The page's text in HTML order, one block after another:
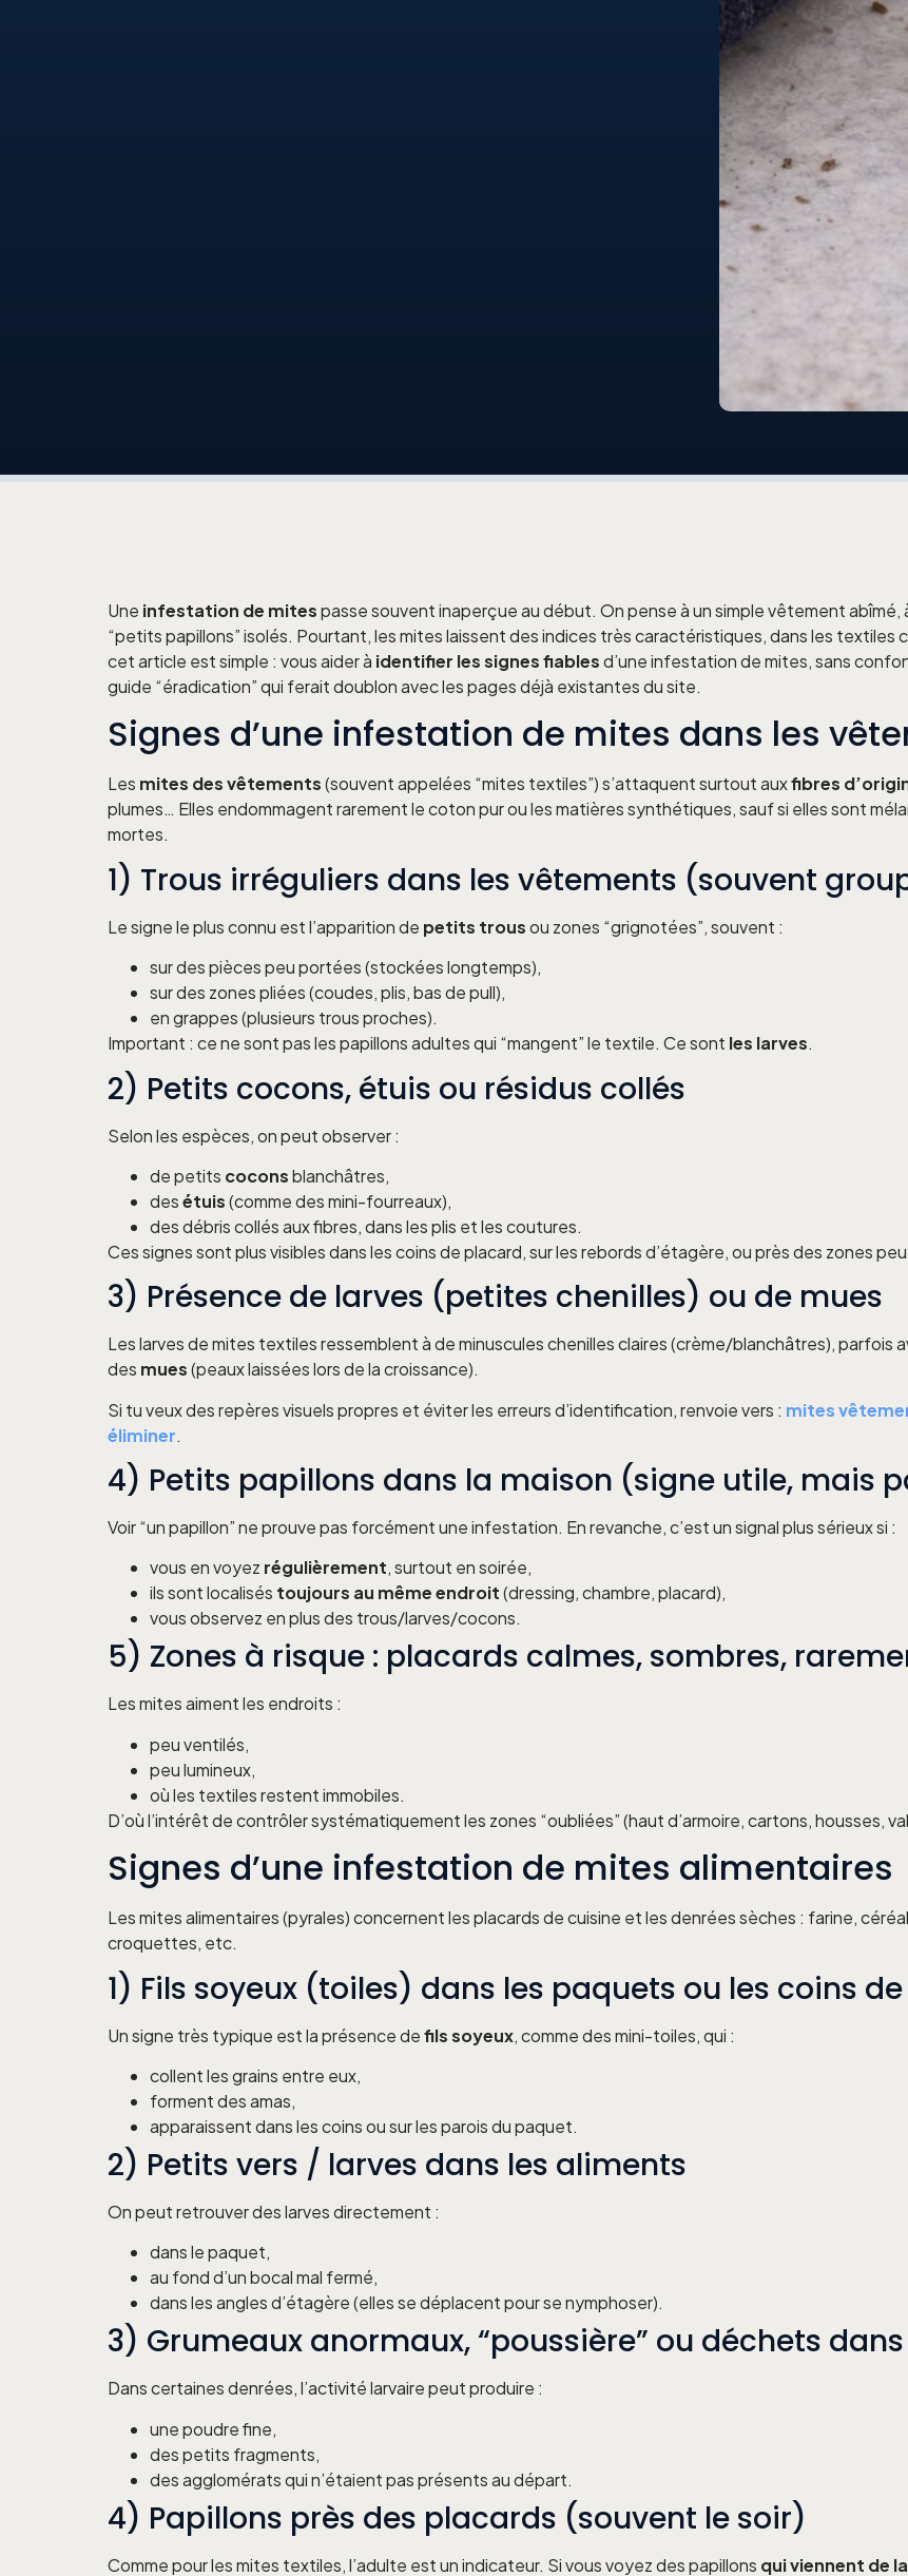
Une infestation de mitespasse souvent inaperçue au début. On pense à un simple vêtement abîmé,
“petits papillons” isolés. Pourtant, les mites laissent des indices très caractéristiques, dans les textiles
cet article est simple : vous aider à identifier les signes fiablesd’une infestation de mites, sans
guide “éradication” qui ferait doublon avec les pages déjà existantes du site.
Signes d’une infestation de mites dans les
Les mites des vêtements(souvent appelées “mites textiles”) s’attaquent surtout auxfibres
plumes… Elles endommagent rarement le coton pur ou les matières synthétiques, sauf si elles sont
mortes.
1) Trous irréguliers dans les vêtements (souvent
Le signe le plus connu est l’apparition de petits trousou zones “grignotées”, souvent :
sur des pièces peu portées (stockées longtemps),
sur des zones pliées (coudes, plis, bas de pull),
en grappes (plusieurs trous proches).
Important : ce ne sont pas les papillons adultes qui “mangent” le textile. Ce sont les larves.
2) Petits cocons, étuis ou résidus collés
Selon les espèces, on peut observer :
de petits coconsblanchâtres,
desétuis(comme des mini-fourreaux),
des débris collés aux fibres, dans les plis et les coutures.
Ces signes sont plus visibles dans les coins de placard, sur les rebords d’étagère, ou près des zones
3) Présence de larves (petites chenilles) ou de mues
Les larves de mites textiles ressemblent à de minuscules chenilles claires (crème/blanchâtres),
des mues(peaux laissées lors de la croissance).
Si tu veux des repères visuels propres et éviter les erreurs d’identification, renvoie vers : mites
éliminer.
4) Petits papillons dans la maison (signe utile, mais
Voir “un papillon” ne prouve pas forcément une infestation. En revanche, c’est un signal plus sérieux si :
vous en voyez régulièrement, surtout en soirée,
ils sont localisés toujours au même endroit(dressing, chambre, placard),
vous observez en plus des trous/larves/cocons.
5) Zones à risque : placards calmes, sombres,
Les mites aiment les endroits :
peu ventilés,
peu lumineux,
où les textiles restent immobiles.
D’où l’intérêt de contrôler systématiquement les zones “oubliées” (haut d’armoire, cartons, housses,
Signes d’une infestation de mites alimentaires
Les mites alimentaires (pyrales) concernent les placards de cuisine et les denrées sèches : farine,
croquettes, etc.
1) Fils soyeux (toiles) dans les paquets ou les coins
Un signe très typique est la présence defils soyeux, comme des mini-toiles, qui :
collent les grains entre eux,
forment des amas,
apparaissent dans les coins ou sur les parois du paquet.
2) Petits vers / larves dans les aliments
On peut retrouver des larves directement :
dans le paquet,
au fond d’un bocal mal fermé,
dans les angles d’étagère (elles se déplacent pour se nymphoser).
3) Grumeaux anormaux, “poussière” ou déchets
Dans certaines denrées, l’activité larvaire peut produire :
une poudre fine,
des petits fragments,
des agglomérats qui n’étaient pas présents au départ.
4) Papillons près des placards (souvent le soir)
Comme pour les mites textiles, l’adulte est un indicateur. Si vous voyez des papillons qui viennent de